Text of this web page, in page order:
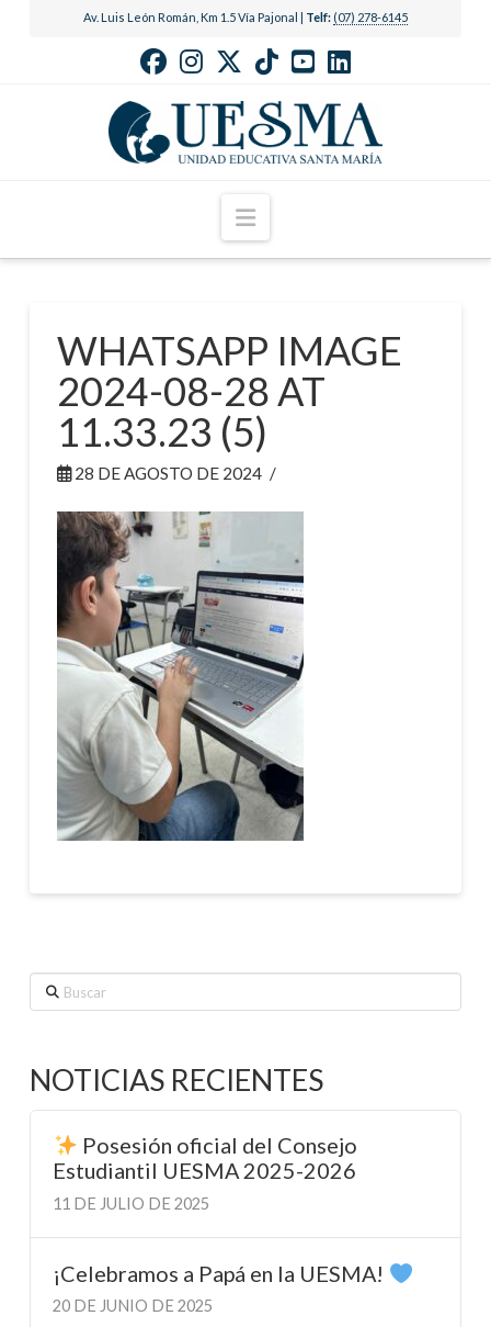
Av. Luis León Román, Km 1.5 Vía Pajonal | Telf: (07) 278-6145
Navigation
WHATSAPP IMAGE
2024-08-28 AT
11.33.23 (5)
28 DE AGOSTO DE 2024
Buscar
NOTICIAS RECIENTES
Posesión oficial del Consejo
Estudiantil UESMA 2025-2026
11 DE JULIO DE 2025
¡Celebramos a Papá en la UESMA!
20 DE JUNIO DE 2025